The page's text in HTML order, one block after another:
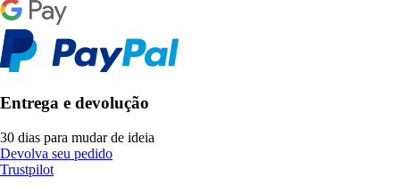
Entrega e devolução
30 dias para mudar de ideia
Devolva seu pedido
Trustpilot